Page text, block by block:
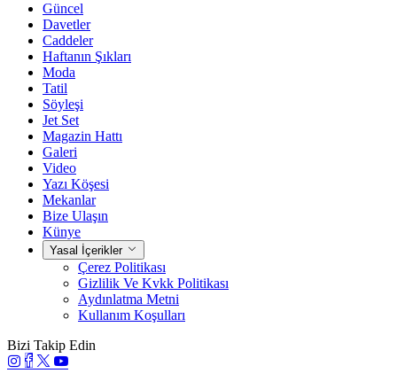
Güncel
Davetler
Caddeler
Haftanın Şıkları
Moda
Tatil
Söyleşi
Jet Set
Magazin Hattı
Galeri
Video
Yazı Köşesi
Mekanlar
Bize Ulaşın
Künye
Yasal İçerikler
Çerez Politikası
Gizlilik Ve Kvkk Politikası
Aydınlatma Metni
Kullanım Koşulları
Bizi Takip Edin